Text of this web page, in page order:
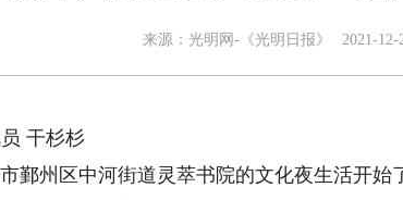
来源： 光明网-《光明日报》 2021-12-
干杉杉
州区中河街道灵萃书院的文化夜生活开始